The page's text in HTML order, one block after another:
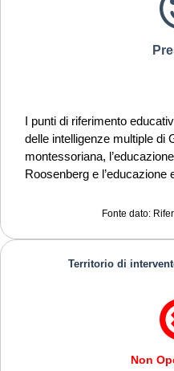
I punti di riferimento
delle intelligenze multiple di
montessoriana,
Roosenberg e l’educazione
Fonte dato:
Territorio di
Non